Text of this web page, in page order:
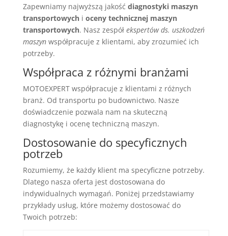
Zapewniamy najwyższą jakość diagnostyki maszyn
transportowychi oceny technicznej maszyn
transportowych. Nasz zespół ekspertów ds. uszkodzeń
maszynwspółpracuje z klientami, aby zrozumieć ich
potrzeby.
Współpraca z różnymi branżami
MOTOEXPERT współpracuje z klientami z różnych
branż. Od transportu po budownictwo. Nasze
doświadczenie pozwala nam na skuteczną
diagnostykę i ocenę techniczną maszyn.
Dostosowanie do specyficznych
potrzeb
Rozumiemy, że każdy klient ma specyficzne potrzeby.
Dlatego nasza oferta jest dostosowana do
indywidualnych wymagań. Poniżej przedstawiamy
przykłady usług, które możemy dostosować do
Twoich potrzeb: